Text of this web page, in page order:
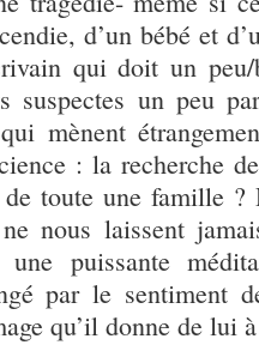
d’un bébé et
qui doit un peu/
suspectes un peu
mènent
: la recherche
toute une famille ?
nous laissent
puissante
par le sentiment
qu’il donne de lui